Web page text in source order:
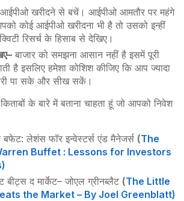
आईपीओ खरीदने से बचें। आईपीओ आमतौर पर महंगे
कोई आईपीओ खरीदना भी है तो उसको इन्हीं
रिसर्च के हिसाब से देखिए।
– बाजार को समझना आसान नहीं है इसमें पूरी
है इसलिए हमेशा कोशिश कीजिए कि आप ज्यादा
पा सके और सीख सकें।
के बारे में बताना चाहता हूं जो आपको निवेश
बफेट: लेशंस फॉर इन्वेस्टर्स एंड मैनेजर्स (The
Buffet : Lessons for Investors
बीट्स द मार्केट– जोएल ग्रीनब्लैट (The Little
the Market – By Joel Greenblatt)